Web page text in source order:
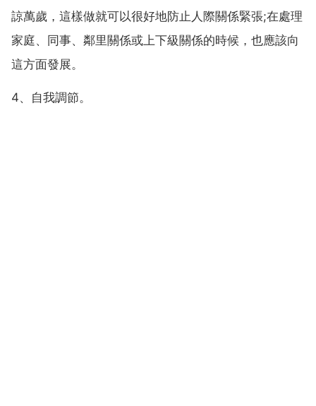
諒萬歲，這樣做就可以很好地防止人際關係緊張;在處理
家庭、同事、鄰里關係或上下級關係的時候，也應該向
這方面發展。
4、自我調節。